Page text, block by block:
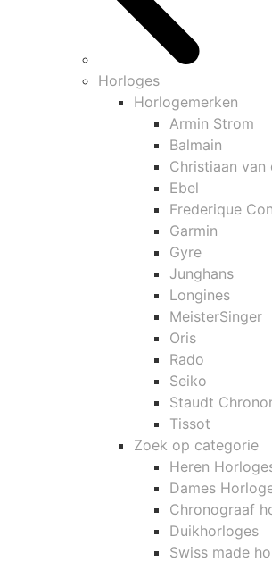
Horloges
Horlogemerken
Armin Strom
Balmain
Christiaan van
Ebel
Frederique
Garmin
Gyre
Junghans
Longines
MeisterSinger
Oris
Rado
Seiko
Staudt
Tissot
Zoek op categorie
Heren
Dames
Chronograaf
Duikhorloges
Swiss made